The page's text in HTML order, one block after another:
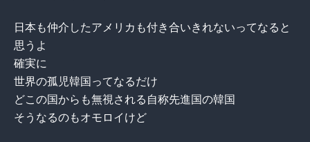
日本も仲介したアメリカも付き合いきれないってなると
思うよ
確実に
世界の孤児韓国ってなるだけ
どこの国からも無視される自称先進国の韓国
そうなるのもオモロイけど